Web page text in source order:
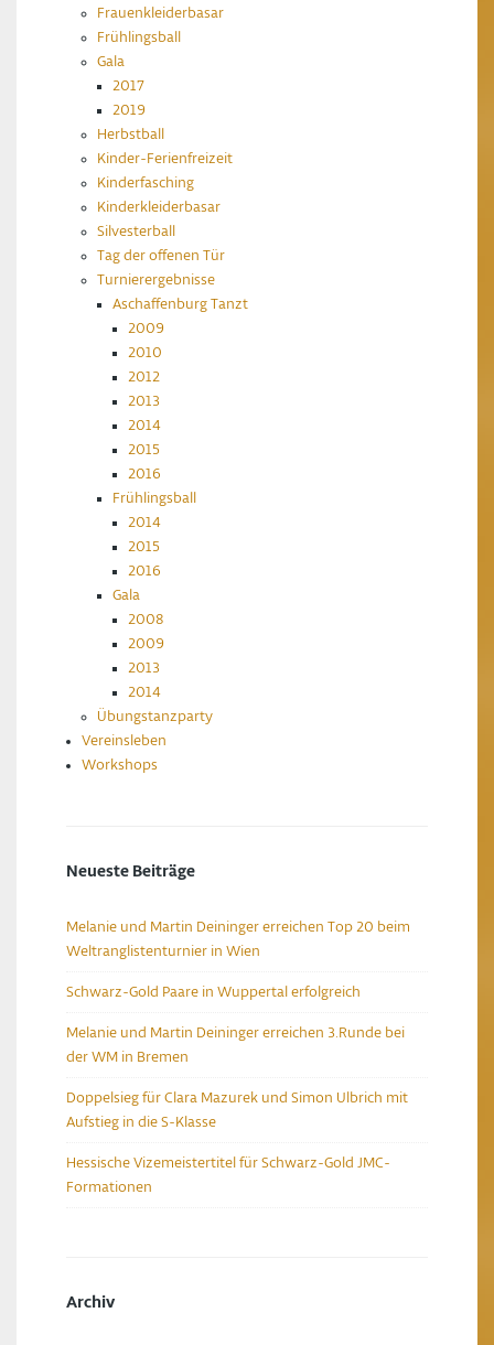
Frauenkleiderbasar
Frühlingsball
Gala
2017
2019
Herbstball
Kinder-Ferienfreizeit
Kinderfasching
Kinderkleiderbasar
Silvesterball
Tag der offenen Tür
Turnierergebnisse
Aschaffenburg Tanzt
2009
2010
2012
2013
2014
2015
2016
Frühlingsball
2014
2015
2016
Gala
2008
2009
2013
2014
Übungstanzparty
Vereinsleben
Workshops
Neueste Beiträge
Melanie und Martin Deininger erreichen Top 20 beim
Weltranglistenturnier in Wien
Schwarz-Gold Paare in Wuppertal erfolgreich
Melanie und Martin Deininger erreichen 3.Runde bei
der WM in Bremen
Doppelsieg für Clara Mazurek und Simon Ulbrich mit
Aufstieg in die S-Klasse
Hessische Vizemeistertitel für Schwarz-Gold JMC-
Formationen
Archiv